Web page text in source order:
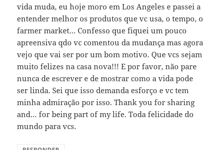
vida muda, eu hoje moro em Los Angeles e passei a
entender melhor os produtos que vc usa, o tempo, o
farmer market… Confesso que fiquei um pouco
apreensiva qdo vc comentou da mudança mas agora
vejo que vai ser por um bom motivo. Que vcs sejam
muito felizes na casa nova!!! E por favor, não pare
nunca de escrever e de mostrar como a vida pode
ser linda. Sei que isso demanda esforço e vc tem
minha admiração por isso. Thank you for sharing
and… for being part of my life. Toda felicidade do
mundo para vcs.